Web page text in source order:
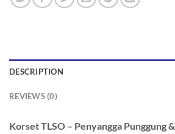
DESCRIPTION
REVIEWS (0)
Korset TLSO – Penyangga Punggung